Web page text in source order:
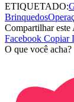
ETIQUETADO:
Brinquedos
Compartilhar este
Facebook Copiar
O que você acha?